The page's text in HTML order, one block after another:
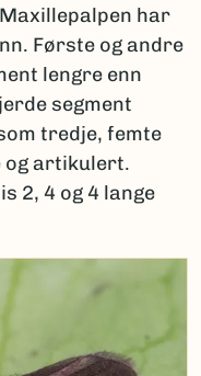
har
Første og andre
lengre enn
segment
tredje, femte
og artikulert.
2, 4 og 4 lange